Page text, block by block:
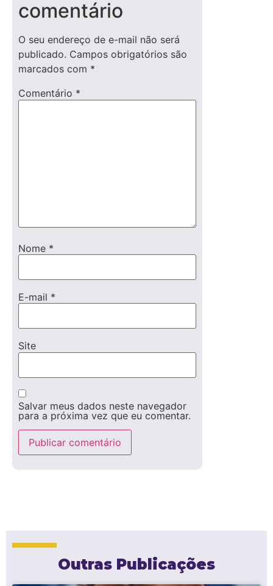
comentário
O seu endereço de e-mail não será
publicado. Campos obrigatórios são
marcados com *
Comentário *
Nome *
E-mail *
Site
Salvar meus dados neste navegador
para a próxima vez que eu comentar.
Outras Publicações